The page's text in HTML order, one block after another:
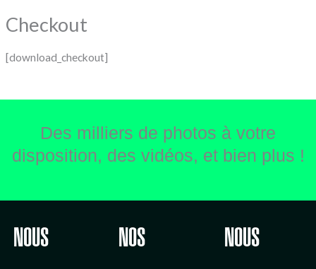
Checkout
[download_checkout]
Des milliers de photos à votre
disposition, des vidéos, et bien plus !
NOUS
NOS
NOUS